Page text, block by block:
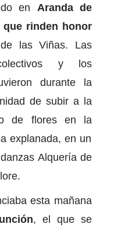
en Aranda de
que rinden honor
las Viñas. Las
y los
durante la
de subir a la
de flores en la
explanada, en un
Alquería de
esta mañana
, el que se